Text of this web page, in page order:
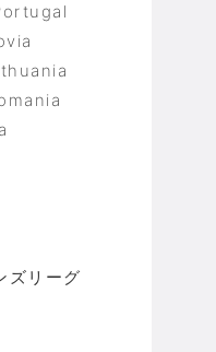
ズリーグ